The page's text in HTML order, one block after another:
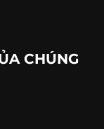
CHÚNG